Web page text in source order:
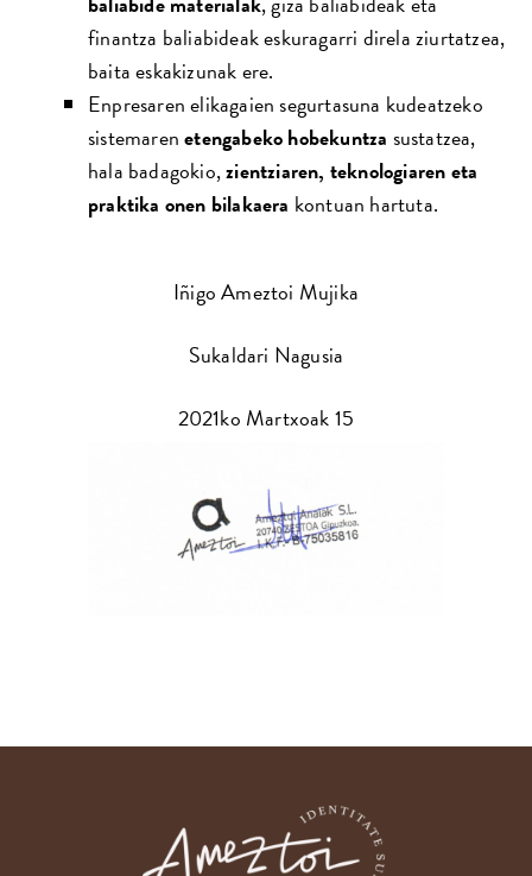
finantza baliabideak eskuragarri direla ziurtatzea,
baita eskakizunak ere.
Enpresaren elikagaien segurtasuna kudeatzeko
sistemarenetengabeko hobekuntza sustatzea,
hala badagokio,zientziaren, teknologiaren eta
praktika onen bilakaera kontuan hartuta.
Iñigo Ameztoi Mujika
Sukaldari Nagusia
2021ko Martxoak 15